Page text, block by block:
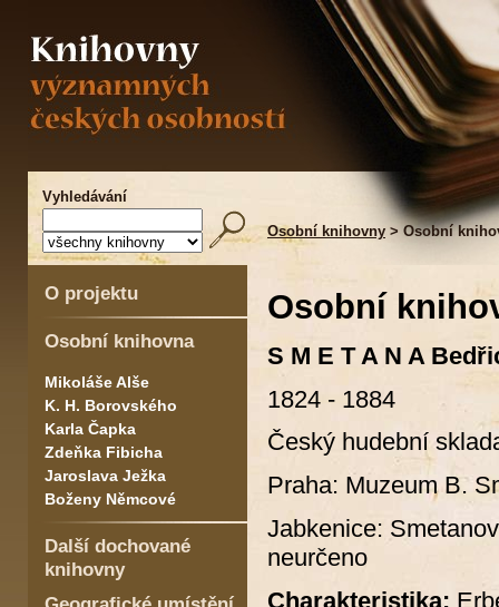
Vyhledávání
Osobní knihovny > Osobní
O projektu
Osobní knihovna
Mikoláše Alše
K. H. Borovského
Karla Čapka
Zdeňka Fibicha
Jaroslava Ježka
Boženy Němcové
Další dochované
knihovny
Osobní
S M E T A N A
1824 - 1884
Český hudební
Praha: Muzeum B.
Jabkenice:
neurčeno
Charakteristika: